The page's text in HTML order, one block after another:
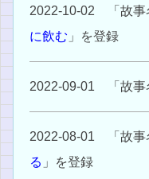
2022-10-02 「故事
に飲む 」を登録
2022-09-01 「故事
2022-08-01 「故事
る 」を登録